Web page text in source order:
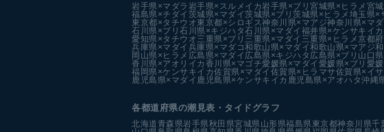
岩手県×マダラ 岩手県×スルメイカ 岩手県×ブリ 宮城県×ヒラメ 宮
福島県×チダイ 茨城県×マダイ茨城県×ブリ 茨城県×ヒラメ 埼玉県×
東京都×タチウオ東京都×シロギス神奈川県×マアジ神奈川県×マダ
石川県×ブリ 石川県×キジハタ石川県×マダイ 福井県×ケンサキイカ
愛知県×タチウオ三重県×ブリ 三重県×マダイ 三重県×ヒラメ京都
兵庫県×マダイ 兵庫県×マダコ和歌山県×マダイ和歌山県×マアジ
岡山県×ヒラメ 広島県×マダイ 広島県×キジハタ 広島県×ブリ 山口
香川県×アオリイカ 香川県×マゴチ愛媛県×マダイ 愛媛県×ブリ 愛
福岡県×ケンサキイカ佐賀県×マダイ 佐賀県×ヒラマサ佐賀県×イ
鹿児島県×マダイ 鹿児島県×ケンサキイカ 鹿児島県×アオハタ沖縄
各都道府県の潮見表 ・タイドグラフ
北海道青森県岩手県秋田県宮城県 山形県福島県 東京都神奈川県千